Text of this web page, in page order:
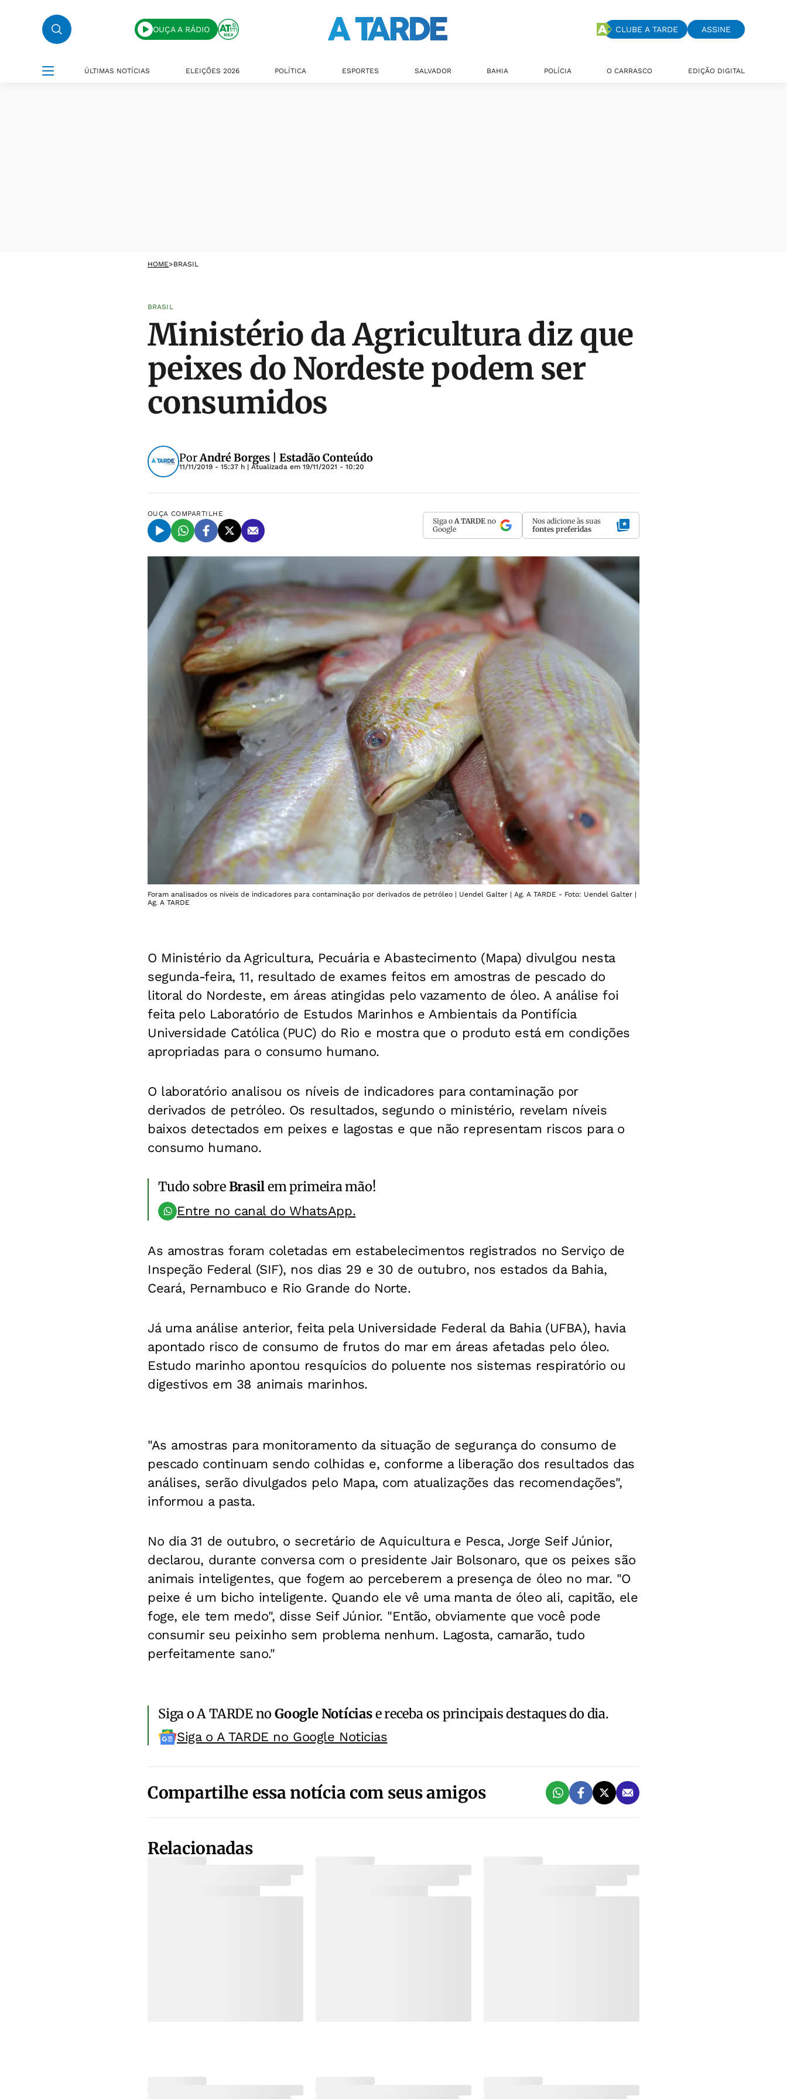
OUÇA A RÁDIO CLUBE A TARDE ASSINE
ÚLTIMAS NOTÍCIAS ELEIÇÕES 2026 POLÍTICA ESPORTES SALVADOR BAHIA POLÍCIA O CARRASCO EDIÇÃO DIGITAL
HOME>BRASIL
BRASIL
Ministério da Agricultura diz que
peixes do Nordeste podem ser
consumidos
PorAndré Borges | Estadão Conteúdo
11/11/2019 - 15:37 h | Atualizada em 19/11/2021 - 10:20
OUÇA COMPARTILHE
Siga o A TARDE no
Google
Nos adicione às suas
fontes preferidas
Foram analisados os níveis de indicadores para contaminação por derivados de petróleo | Uendel Galter | Ag. A TARDE - Foto: Uendel Galter |
Ag. A TARDE
O Ministério da Agricultura, Pecuária e Abastecimento (Mapa) divulgou nesta
segunda-feira, 11, resultado de exames feitos em amostras de pescado do
litoral do Nordeste, em áreas atingidas pelo vazamento de óleo. A análise foi
feita pelo Laboratório de Estudos Marinhos e Ambientais da Pontifícia
Universidade Católica (PUC) do Rio e mostra que o produto está em condições
apropriadas para o consumo humano.
O laboratório analisou os níveis de indicadores para contaminação por
derivados de petróleo. Os resultados, segundo o ministério, revelam níveis
baixos detectados em peixes e lagostas e que não representam riscos para o
consumo humano.
Tudo sobreBrasilem primeira mão!
Entre no canal do WhatsApp.
As amostras foram coletadas em estabelecimentos registrados no Serviço de
Inspeção Federal (SIF), nos dias 29 e 30 de outubro, nos estados da Bahia,
Ceará, Pernambuco e Rio Grande do Norte.
Já uma análise anterior, feita pela Universidade Federal da Bahia (UFBA), havia
apontado risco de consumo de frutos do mar em áreas afetadas pelo óleo.
Estudo marinho apontou resquícios do poluente nos sistemas respiratório ou
digestivos em 38 animais marinhos.
"As amostras para monitoramento da situação de segurança do consumo de
pescado continuam sendo colhidas e, conforme a liberação dos resultados das
análises, serão divulgados pelo Mapa, com atualizações das recomendações",
informou a pasta.
No dia 31 de outubro, o secretário de Aquicultura e Pesca, Jorge Seif Júnior,
declarou, durante conversa com o presidente Jair Bolsonaro, que os peixes são
animais inteligentes, que fogem ao perceberem a presença de óleo no mar. "O
peixe é um bicho inteligente. Quando ele vê uma manta de óleo ali, capitão, ele
foge, ele tem medo", disse Seif Júnior. "Então, obviamente que você pode
consumir seu peixinho sem problema nenhum. Lagosta, camarão, tudo
perfeitamente sano."
Siga o A TARDE noGoogle Notíciase receba os principais destaques do dia.
Siga o A TARDE no Google Noticias
Compartilhe essa notícia com seus amigos
Relacionadas